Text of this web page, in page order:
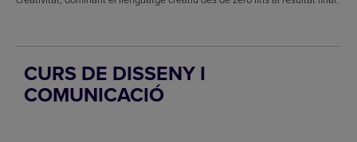
CURS DE DISSENY I
COMUNICACIÓ